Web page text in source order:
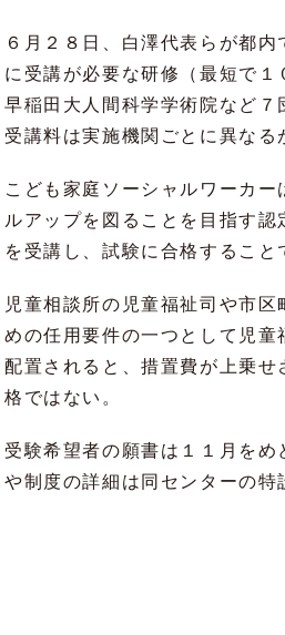
６月２８日、白澤代表らが都
に受講が必要な研修（最短で１
早稲田大人間科学学術院など７
受講料は実施機関ごとに異なる
こども家庭ソーシャルワーカ
ルアップを図ることを目指す
を受講し、試験に合格すること
児童相談所の児童福祉司や市
めの任用要件の一つとして児
配置されると、措置費が上乗
格ではない。
受験希望者の願書は１１月を
や制度の詳細は同センターの特